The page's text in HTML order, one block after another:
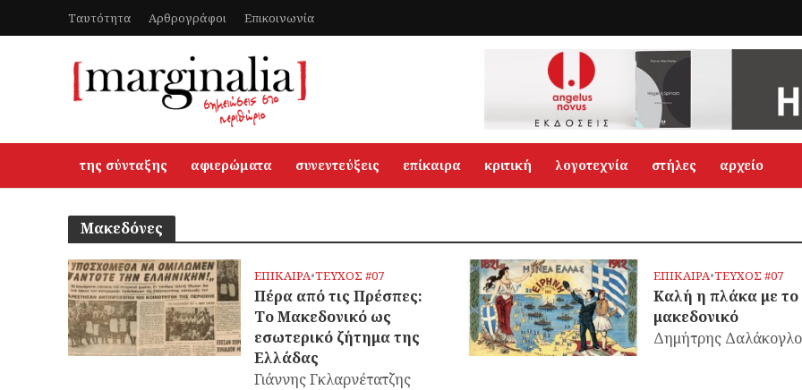
Ταυτότητα Αρθρογράφοι Επικοινωνία
της σύνταξης αφιερώματα συνεντεύξεις επίκαιρα κριτική λογοτεχνία στήλες αρχείο
Μακεδόνες
ΕΠΙΚΑΙΡΑ•ΤΕΥΧΟΣ #07
Πέρα από τις Πρέσπες:
Το Μακεδονικό ως
εσωτερικό ζήτημα της
Ελλάδας
Γιάννης Γκλαρνέτατζης
ΕΠΙΚΑΙΡΑ•ΤΕΥΧΟΣ #07
Καλή η πλάκα με το
μακεδονικό
Δημήτρης